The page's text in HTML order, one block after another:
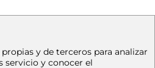
y de terceros para analizar
servicio y conocer el